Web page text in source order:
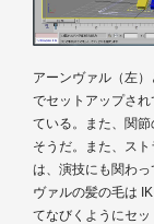
アーンヴァル（左
でセットアップさ
ている。また、関
そうだ。また、ス
は、演技にも関わ
ヴァルの髪の毛は
てなびくようにセ